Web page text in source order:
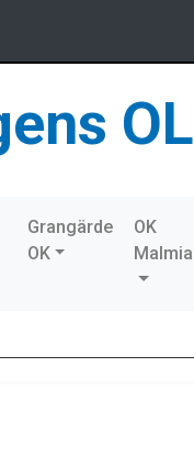
OL
Grangärde
OK
OK
Malmia